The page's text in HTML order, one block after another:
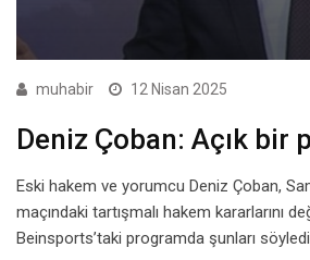
muhabir 12 Nisan 2025
Deniz Çoban: Açık bir
Eski hakem ve yorumcu Deniz Çoban,
maçındaki tartışmalı hakem kararlarını
Beinsports’taki programda şunları